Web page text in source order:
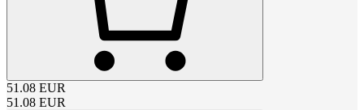
51.08 EUR
51.08 EUR